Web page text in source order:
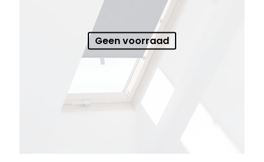
Geen voorraad